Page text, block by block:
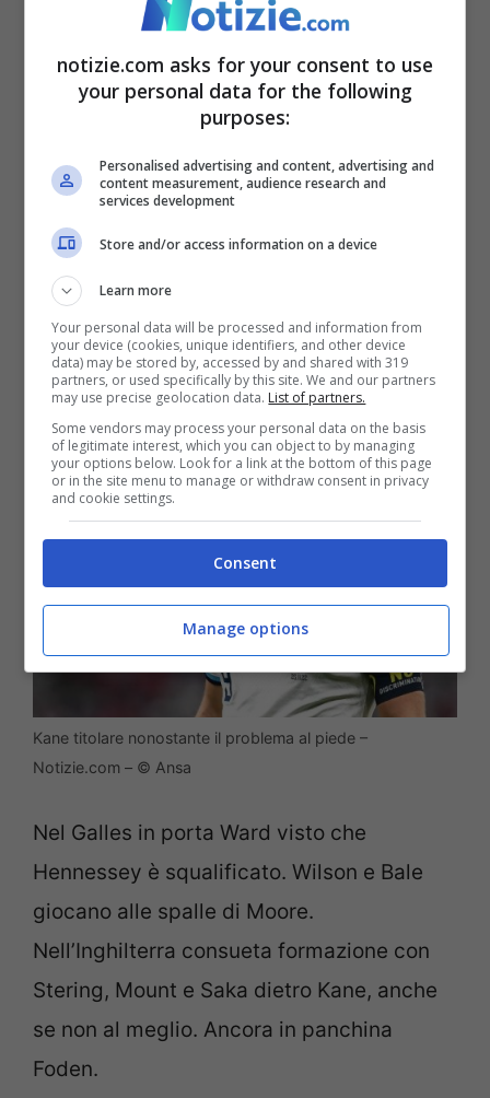
come vederla in tv
La sfida tra Galles-Inghilterra, valida per la
terza giornata dei Mondiali,
Ahmad bin Ali Stadiumdi Al Rayyan e
inizierà alle ore 20. Il match verrà
trasmesso in diretta suRai Sport.
Galles-Inghilterra, le
probabili formazioni
Kane titolare nonostante il problema al piede –
Notizie.com – © Ansa
Nel Galles in porta Ward visto che
Hennessey è squalificato. Wilson e Bale
giocano alle spalle di Moore.
Nell’Inghilterra consueta formazione con
Stering, Mount e Saka dietro Kane, anche
se non al meglio. Ancora in panchina
Foden.
notizie.com asks for your consent to use
your personal data for the following
purposes:
Personalised advertising and content, advertising and
content measurement, audience research and
services development
Store and/or access information on a device
Learn more
Your personal data will be processed and information from
your device (cookies, unique identifiers, and other device
data) may be stored by, accessed by and shared with 319
partners, or used specifically by this site. We and our partners
may use precise geolocation data. List of partners.
Some vendors may process your personal data on the basis
of legitimate interest, which you can object to by managing
your options below. Look for a link at the bottom of this page
or in the site menu to manage or withdraw consent in privacy
and cookie settings.
Consent
Manage options